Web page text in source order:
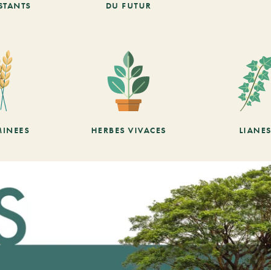
DU FUTUR
HERBES VIVACES LIANES